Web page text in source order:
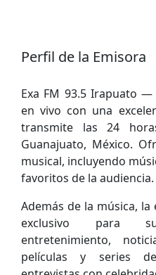
Perfil de la Emisora
Exa FM 93.5 Irapuato
en vivo con una
transmite las 24
Guanajuato, México.
musical, incluyendo
favoritos de la audiencia.
Además de la música,
exclusivo para
entretenimiento,
películas y series